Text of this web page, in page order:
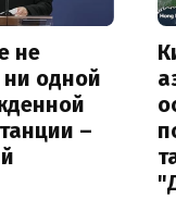
не
ни одной
–